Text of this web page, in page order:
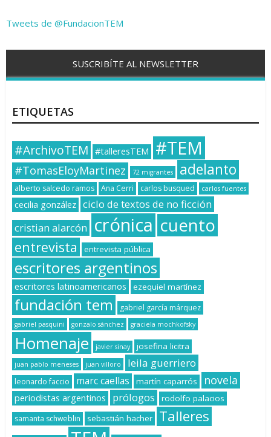
Tweets de @FundacionTEM
SUSCRIBÍTE AL NEWSLETTER
ETIQUETAS
#ArchivoTEM #talleresTEM #TEM
#TomasEloyMartinez 72 migrantes adelanto
alberto salcedo ramos Ana Cerri carlos busqued carlos fuentes
cecilia gonzález ciclo de textos de no ficción
cristian alarcón
crónica cuento
entrevista entrevista pública
escritores argentinos
escritores latinoamericanos ezequiel martínez
fundación tem gabriel garcía márquez
gabriel pasquini gonzalo sánchez graciela mochkofsky
Homenaje javier sinay josefina licitra
juan pablo meneses juan villoro leila guerriero
leonardo faccio marc caellas martín caparrós novela
periodistas argentinos prólogos rodolfo palacios
samanta schweblin sebastián hacher Talleres